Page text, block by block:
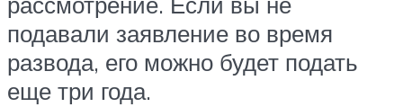
подавали заявление во время
развода, его можно будет подать
еще три года.